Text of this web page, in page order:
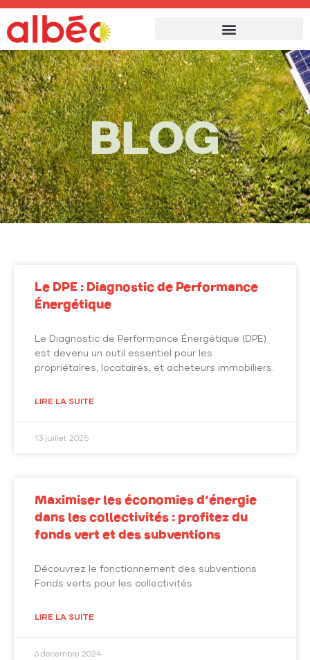
BLOG
Le DPE : Diagnostic de Performance
Énergétique
Le Diagnostic de Performance Énergétique (DPE)
est devenu un outil essentiel pour les
propriétaires, locataires, et acheteurs immobiliers.
LIRE LA SUITE
13 juillet 2025
Maximiser les économies d’énergie
dans les collectivités : profitez du
fonds vert et des subventions
Découvrez le fonctionnement des subventions
Fonds verts pour les collectivités
LIRE LA SUITE
6 décembre 2024